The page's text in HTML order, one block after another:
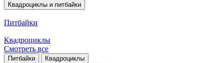
Квадроциклы и питбайки
Питбайки
Квадроциклы
Смотреть все
Питбайки Квадроциклы